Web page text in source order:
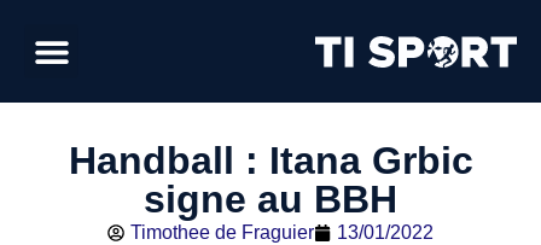
Handball : Itana Grbic
signe au BBH
Timothee de Fraguier 13/01/2022